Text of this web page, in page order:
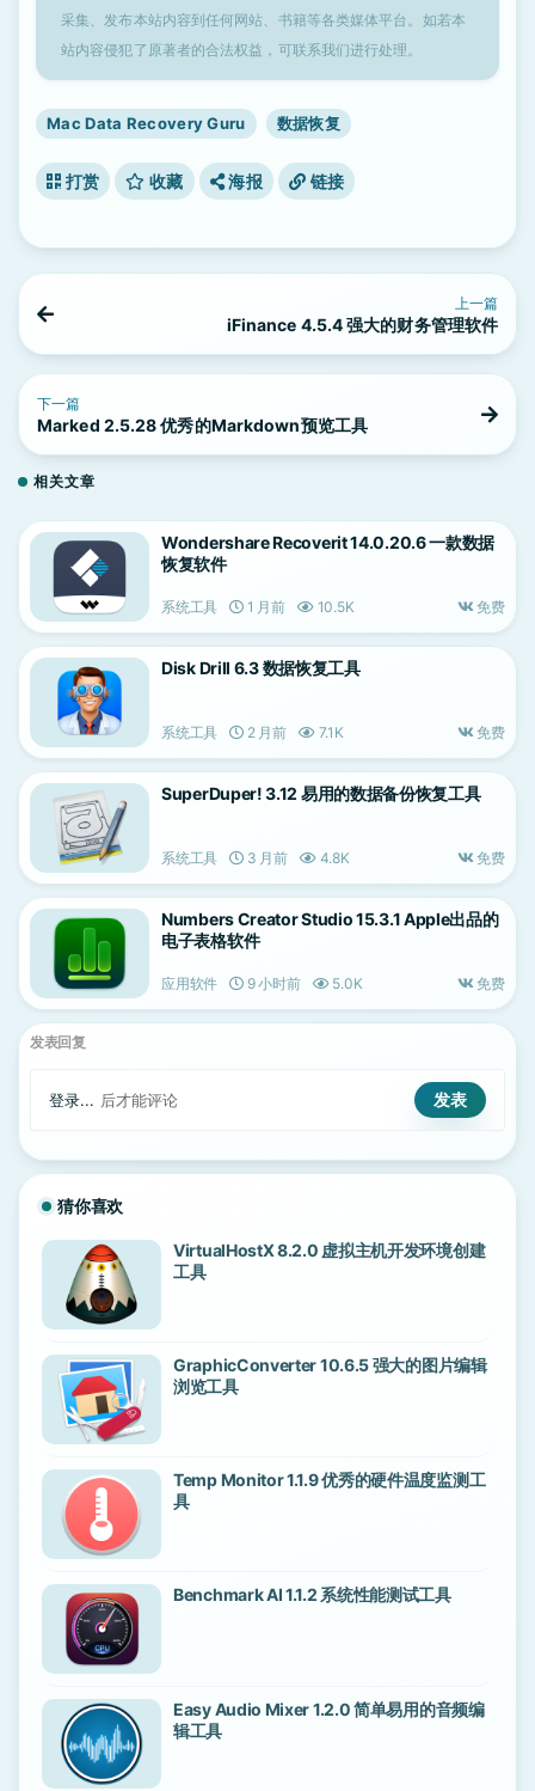
采集、发布本站内容到任何网站、书籍等各类媒体平台。如若本
站内容侵犯了原著者的合法权益，可联系我们进行处理。
Mac Data Recovery Guru 数据恢复
打赏 收藏 海报 链接
上一篇
iFinance 4.5.4 强大的财务管理软件
下一篇
Marked 2.5.28 优秀的Markdown预览工具
相关文章
Wondershare Recoverit 14.0.20.6 一款数据
恢复软件
系统工具 1 月前 10.5K 免费
Disk Drill 6.3 数据恢复工具
系统工具 2 月前 7.1K 免费
SuperDuper! 3.12 易用的数据备份恢复工具
系统工具 3 月前 4.8K 免费
Numbers Creator Studio 15.3.1 Apple出品的
电子表格软件
应用软件 9 小时前 5.0K 免费
发表回复
登录... 后才能评论
猜你喜欢
VirtualHostX 8.2.0 虚拟主机开发环境创建
工具
GraphicConverter 10.6.5 强大的图片编辑
浏览工具
Temp Monitor 1.1.9 优秀的硬件温度监测工
具
Benchmark AI 1.1.2 系统性能测试工具
Easy Audio Mixer 1.2.0 简单易用的音频编
辑工具